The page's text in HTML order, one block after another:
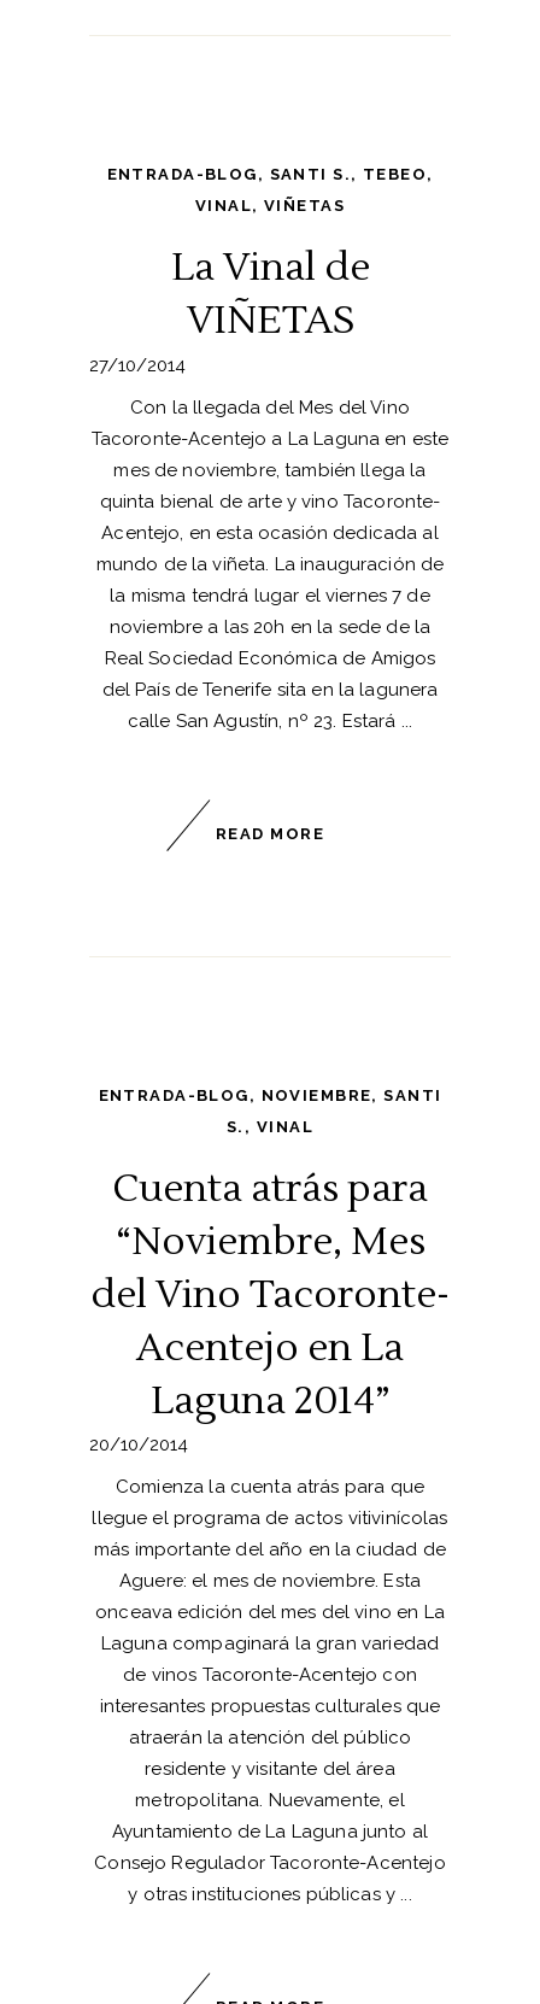
ENTRADA-BLOG , SANTI S. , TEBEO ,
VINAL, VIÑETAS
La Vinal de
VIÑETAS
27/10/2014
Con la llegada del Mes del Vino
Tacoronte-Acentejo a La Laguna en este
mes de noviembre, también llega la
quinta bienal de arte y vino Tacoronte-
Acentejo, en esta ocasión dedicada al
mundo de la viñeta. La inauguración de
la misma tendrá lugar el viernes 7 de
noviembre a las 20h en la sede de la
Real Sociedad Económica de Amigos
del País de Tenerife sita en la lagunera
calle San Agustín, nº 23. Estará
READ MORE
ENTRADA-BLOG , NOVIEMBRE,SANTI
S. , VINAL
Cuenta atrás para
“Noviembre, Mes
del Vino Tacoronte-
Acentejo en La
Laguna 2014”
20/10/2014
Comienza la cuenta atrás para que
llegue el programa de actos vitivinícolas
más importante del año en la ciudad de
Aguere: el mes de noviembre. Esta
onceava edición del mes del vino en La
Laguna compaginará la gran variedad
de vinos Tacoronte-Acentejo con
interesantes propuestas culturales que
atraerán la atención del público
residente y visitante del área
metropolitana. Nuevamente, el
Ayuntamiento de La Laguna junto al
Consejo Regulador Tacoronte-Acentejo
y otras instituciones públicas y